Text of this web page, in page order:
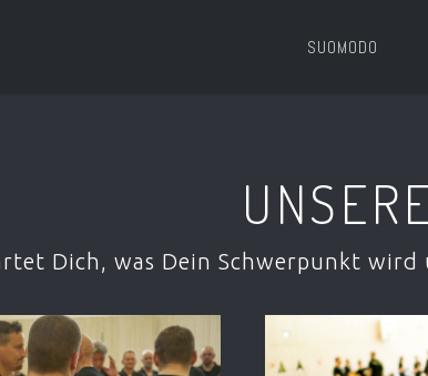
SUOMODO
Dich, was Dein Schwerpunkt